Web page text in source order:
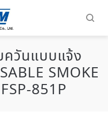
วันแบบแจ้ง
SMOKE
851P